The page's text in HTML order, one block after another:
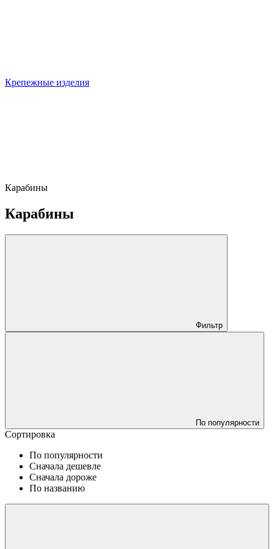
Крепежные изделия
Карабины
Карабины
Фильтр
По популярности
Сортировка
По популярности
Сначала дешевле
Сначала дороже
По названию